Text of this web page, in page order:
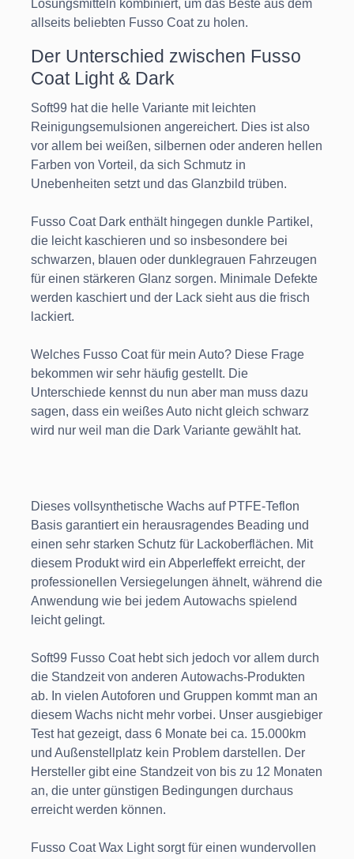
Lösungsmitteln kombiniert, um das Beste aus dem
allseits beliebten Fusso Coat zu holen.
Der Unterschied zwischen Fusso
Coat Light & Dark
Soft99 hat die helle Variante mit leichten
Reinigungsemulsionen angereichert. Dies ist also
vor allem bei weißen, silbernen oder anderen hellen
Farben von Vorteil, da sich Schmutz in
Unebenheiten setzt und das Glanzbild trüben.
Fusso Coat Dark enthält hingegen dunkle Partikel,
die leicht kaschieren und so insbesondere bei
schwarzen, blauen oder dunklegrauen Fahrzeugen
für einen stärkeren Glanz sorgen. Minimale Defekte
werden kaschiert und der Lack sieht aus die frisch
lackiert.
Welches Fusso Coat für mein Auto? Diese Frage
bekommen wir sehr häufig gestellt. Die
Unterschiede kennst du nun aber man muss dazu
sagen, dass ein weißes Auto nicht gleich schwarz
wird nur weil man die Dark Variante gewählt hat.
Dieses vollsynthetische Wachs auf PTFE-Teflon
Basis garantiert ein herausragendes Beading und
einen sehr starken Schutz für Lackoberflächen. Mit
diesem Produkt wird ein Abperleffekt erreicht, der
professionellen Versiegelungen ähnelt, während die
Anwendung wie bei jedem Autowachs spielend
leicht gelingt.
Soft99 Fusso Coat hebt sich jedoch vor allem durch
die Standzeit von anderen Autowachs-Produkten
ab. In vielen Autoforen und Gruppen kommt man an
diesem Wachs nicht mehr vorbei. Unser ausgiebiger
Test hat gezeigt, dass 6 Monate bei ca. 15.000km
und Außenstellplatz kein Problem darstellen. Der
Hersteller gibt eine Standzeit von bis zu 12 Monaten
an, die unter günstigen Bedingungen durchaus
erreicht werden können.
Fusso Coat Wax Light sorgt für einen wundervollen